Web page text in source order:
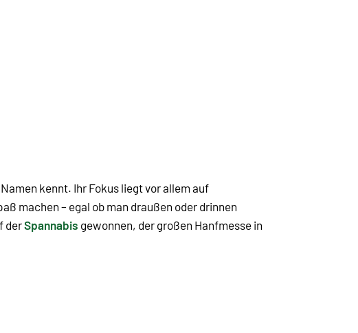
kennt. Ihr Fokus liegt vor allem auf
machen – egal ob man draußen oder drinnen
derSpannabis gewonnen, der großen Hanfmesse in